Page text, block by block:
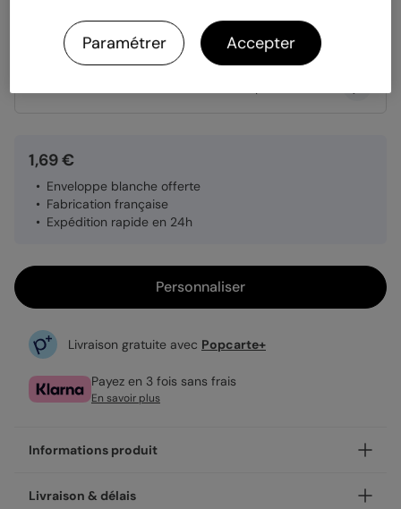
Papier Papier Satiné
1,69 €
Enveloppe blanche offerte
Fabrication française
Expédition rapide en 24h
Personnaliser
Livraison gratuite avec Popcarte+
Payez en 3 fois sans frais
En savoir plus
Informations produit
Personnalisez votre invitation anniversaire enfant Licorne
Livraison & délais
Paramétrer Accepter